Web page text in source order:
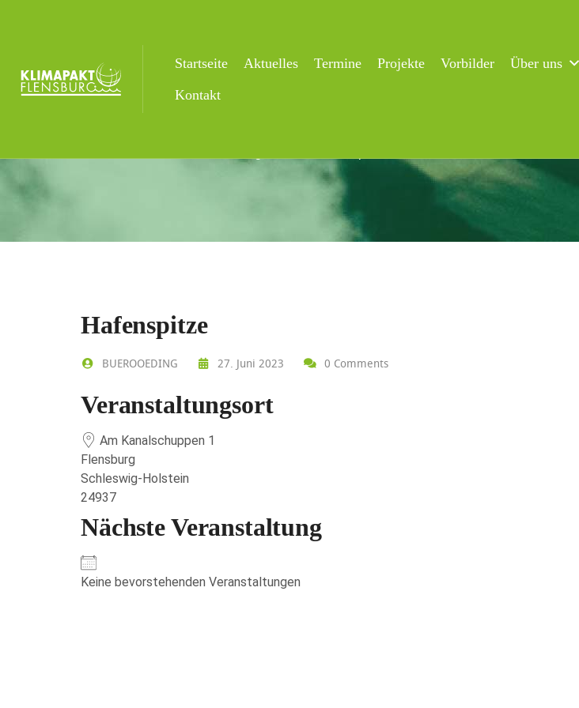
Startseite Aktuelles Termine Projekte Vorbilder Über uns
Kontakt
Hafenspitze
Hafenspitze
BUEROOEDING 27. Juni 2023 0 Comments
Veranstaltungsort
Am Kanalschuppen 1
Flensburg
Schleswig-Holstein
24937
Nächste Veranstaltung
Keine bevorstehenden Veranstaltungen